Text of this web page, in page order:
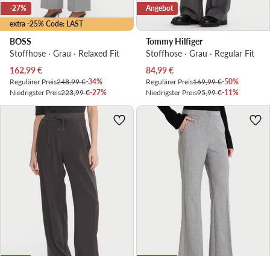
extra -25% Code: LAST
-27%
BOSS
Stoffhose · Grau · Relaxed Fit
Aktueller Preis
162,99€
Regulärer Preis248,99 €-34%
Niedrigster Preis223,99 €-27%
Angebot
Tommy Hilfiger
Stoffhose · Grau · Regular Fit
Aktueller Preis
84,99€
Regulärer Preis169,99 €-50%
Niedrigster Preis95,99 €-11%